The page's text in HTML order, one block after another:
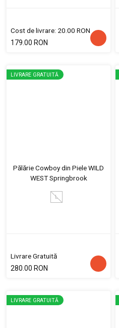
Cost de livrare: 20.00 RON
179.00 RON
LIVRARE GRATUITĂ
Pălărie Cowboy din Piele WILD
WEST Springbrook
L
Livrare Gratuită
280.00 RON
LIVRARE GRATUITĂ